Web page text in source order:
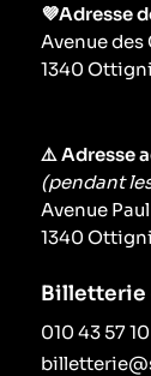
💜Adresse
Avenue des
1340
⚠️ Adresse
(pendant
Avenue
1340
Billetterie
010 43 57 10